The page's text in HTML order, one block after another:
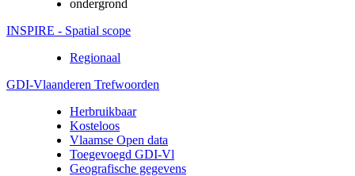
ondergrond
INSPIRE - Spatial scope
Regionaal
GDI-Vlaanderen Trefwoorden
Herbruikbaar
Kosteloos
Vlaamse Open data
Toegevoegd GDI-Vl
Geografische gegevens